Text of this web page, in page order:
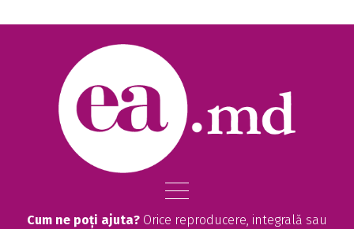
Cum ne poți ajuta? Orice reproducere, integrală sau